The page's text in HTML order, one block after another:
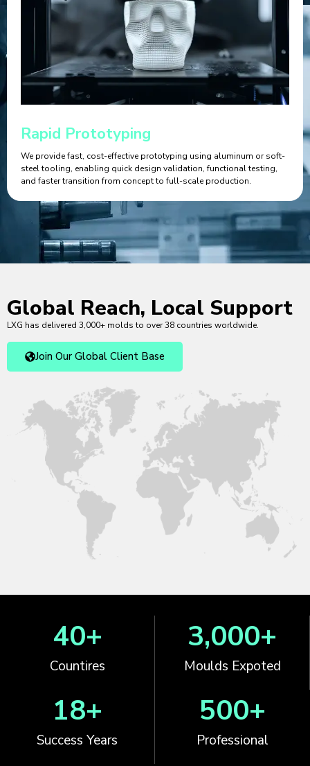
Rapid Prototyping
We provide fast, cost-effective prototyping using aluminum or soft-
steel tooling, enabling quick design validation, functional testing,
and faster transition from concept to full-scale production.
Global Reach, Local Support
LXG has delivered 3,000+ molds to over 38 countries worldwide.
Join Our Global Client Base
Countires
40+
Moulds Expoted
3,000+
Success Years
18+
Professional
500+